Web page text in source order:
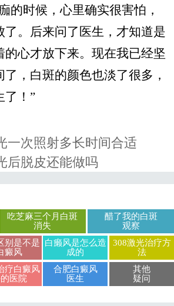
的时候，心里确实很害怕，
了。后来问了医生，才知道是
的心才放下来。现在我已经坚
，白斑的颜色也淡了很多，
了！”
一次照射多长时间合适
后脱皮还能做吗
吃芝麻三个月白斑
消失
醋了我的白斑
观察
别是不是
癜风
白癞风是怎么造
成的
308激光治疗方
法
疗白癜风
医院
合肥白癜风
医生
其他
疑问